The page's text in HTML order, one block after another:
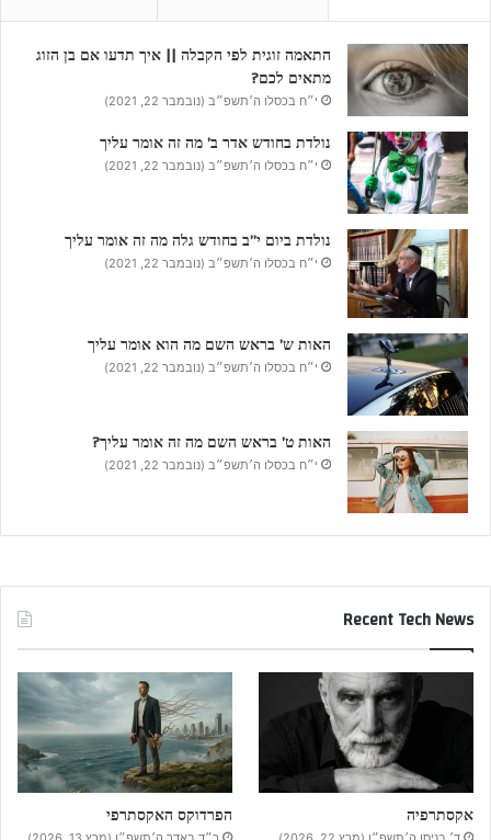
התאמה זוגית לפי הקבלה || איך תדעו אם בן הזוג
מתאים לכם?
י״ח בכסלו ה׳תשפ״ב (נובמבר 22, 2021)
נולדת בחודש אדר ב’ מה זה אומר עליך
י״ח בכסלו ה׳תשפ״ב (נובמבר 22, 2021)
נולדת ביום י”ב בחודש גלה מה זה אומר עליך
י״ח בכסלו ה׳תשפ״ב (נובמבר 22, 2021)
האות ש’ בראש השם מה הוא אומר עליך
י״ח בכסלו ה׳תשפ״ב (נובמבר 22, 2021)
האות ט’ בראש השם מה זה אומר עליך?
י״ח בכסלו ה׳תשפ״ב (נובמבר 22, 2021)
Recent Tech News
אקסתרפיה הפרדוקס האקסתרפי